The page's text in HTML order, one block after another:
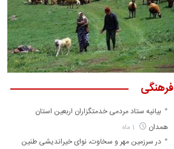
فرهنگی
بیانیه ستاد مردمی خدمتگزاران اربعین استان
همدان
در سرزمین مهر و سخاوت، نوای خیراندیشی طنین